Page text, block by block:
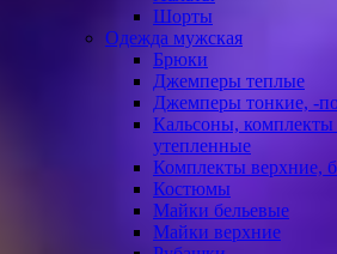
Шорты
Одежда мужская
Брюки
Джемперы теплые
Джемперы тонкие, -
Кальсоны,
утепленные
Комплекты верхние,
Костюмы
Майки бельевые
Майки верхние